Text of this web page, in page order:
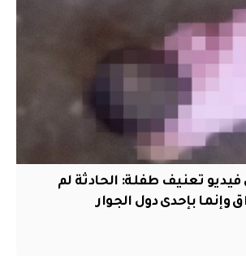
فيديو تعنيف طفلة: الحادثة لم
وإنما بإحدى دول الجوار